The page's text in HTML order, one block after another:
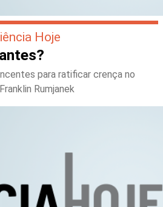
Hoje
para ratificar crença no
Rumjanek